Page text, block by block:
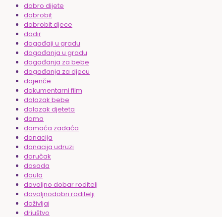
dobro dijete
dobrobit
dobrobit djece
dodir
događaji u gradu
događanja u gradu
događanja za bebe
događanja za djecu
dojenče
dokumentarni film
dolazak bebe
dolazak djeteta
doma
domaća zadaća
donacija
donacija udruzi
doručak
dosada
doula
dovoljno dobar roditelj
dovoljnodobri roditelji
doživljaj
driuštvo